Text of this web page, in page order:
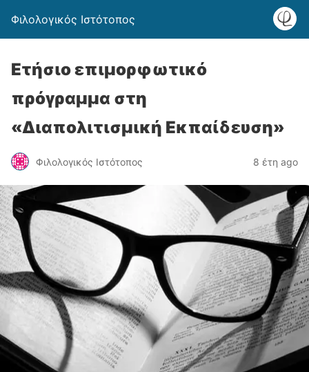
Φιλολογικός Ιστότοπος
Ετήσιο επιμορφωτικό
πρόγραμμα στη
«Διαπολιτισμική Εκπαίδευση»
Φιλολογικός Ιστότοπος 8 έτη ago